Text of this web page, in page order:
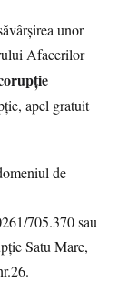
unor
Afacerilor
apel gratuit
de
705.370 sau
Satu Mare,